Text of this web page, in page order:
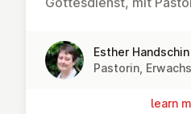
Esther Handschin
Pastorin,
learn